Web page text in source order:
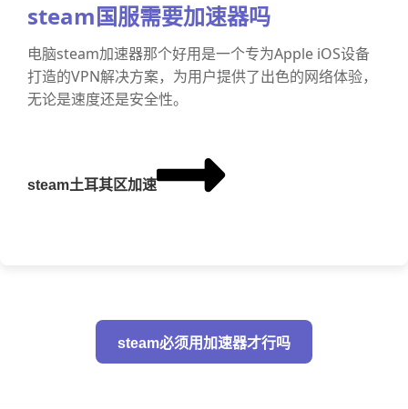
steam国服需要加速器吗
电脑steam加速器那个好用是一个专为Apple iOS设备
打造的VPN解决方案，为用户提供了出色的网络体验，
无论是速度还是安全性。
steam土耳其区加速
steam必须用加速器才行吗